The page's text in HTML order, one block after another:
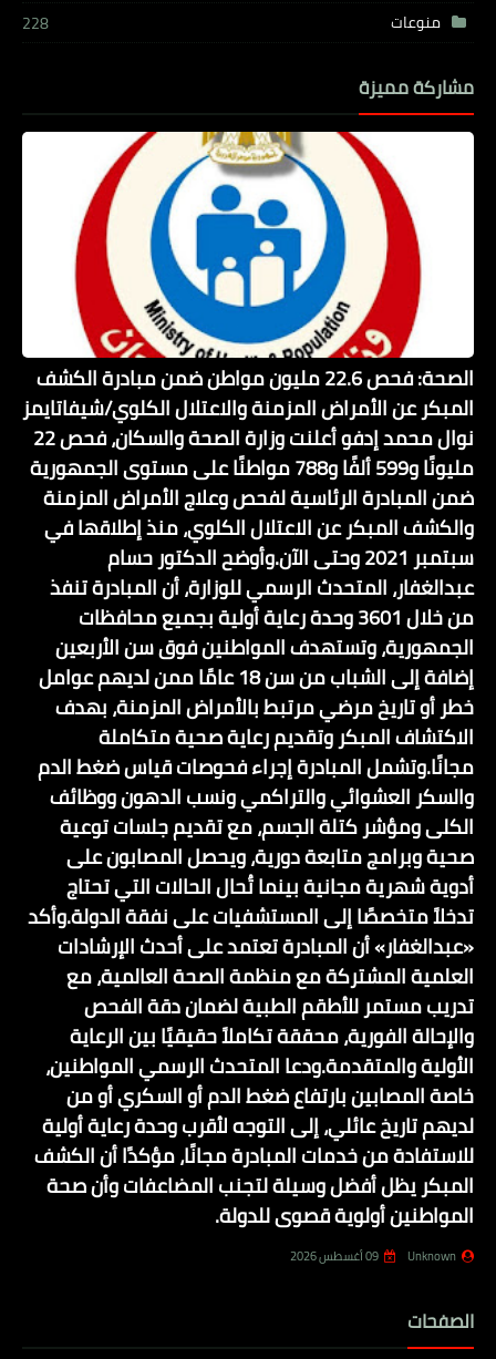
منوعات
228
مشاركة مميزة
الصحة: فحص 22.6 مليون مواطن ضمن مبادرة الكشف
المبكر عن الأمراض المزمنة والاعتلال الكلوي/شيفاتايمز
نوال محمد إدفو أعلنت وزارة الصحة والسكان، فحص 22
مليونًا و599 ألفًا و788 مواطنًا على مستوى الجمهورية
ضمن المبادرة الرئاسية لفحص وعلاج الأمراض المزمنة
والكشف المبكر عن الاعتلال الكلوي، منذ إطلاقها في
سبتمبر 2021 وحتى الآن.وأوضح الدكتور حسام
عبدالغفار، المتحدث الرسمي للوزارة، أن المبادرة تنفذ
من خلال 3601 وحدة رعاية أولية بجميع محافظات
الجمهورية، وتستهدف المواطنين فوق سن الأربعين
إضافة إلى الشباب من سن 18 عامًا ممن لديهم عوامل
خطر أو تاريخ مرضي مرتبط بالأمراض المزمنة، بهدف
الاكتشاف المبكر وتقديم رعاية صحية متكاملة
مجانًا.وتشمل المبادرة إجراء فحوصات قياس ضغط الدم
والسكر العشوائي والتراكمي ونسب الدهون ووظائف
الكلى ومؤشر كتلة الجسم، مع تقديم جلسات توعية
صحية وبرامج متابعة دورية، ويحصل المصابون على
أدوية شهرية مجانية بينما تُحال الحالات التي تحتاج
تدخلاً متخصصًا إلى المستشفيات على نفقة الدولة.وأكد
«عبدالغفار» أن المبادرة تعتمد على أحدث الإرشادات
العلمية المشتركة مع منظمة الصحة العالمية، مع
تدريب مستمر للأطقم الطبية لضمان دقة الفحص
والإحالة الفورية، محققة تكاملاً حقيقيًا بين الرعاية
الأولية والمتقدمة.ودعا المتحدث الرسمي المواطنين،
خاصة المصابين بارتفاع ضغط الدم أو السكري أو من
لديهم تاريخ عائلي، إلى التوجه لأقرب وحدة رعاية أولية
للاستفادة من خدمات المبادرة مجانًا، مؤكدًا أن الكشف
المبكر يظل أفضل وسيلة لتجنب المضاعفات وأن صحة
المواطنين أولوية قصوى للدولة.
Unknown 09 أغسطس 2026
الصفحات